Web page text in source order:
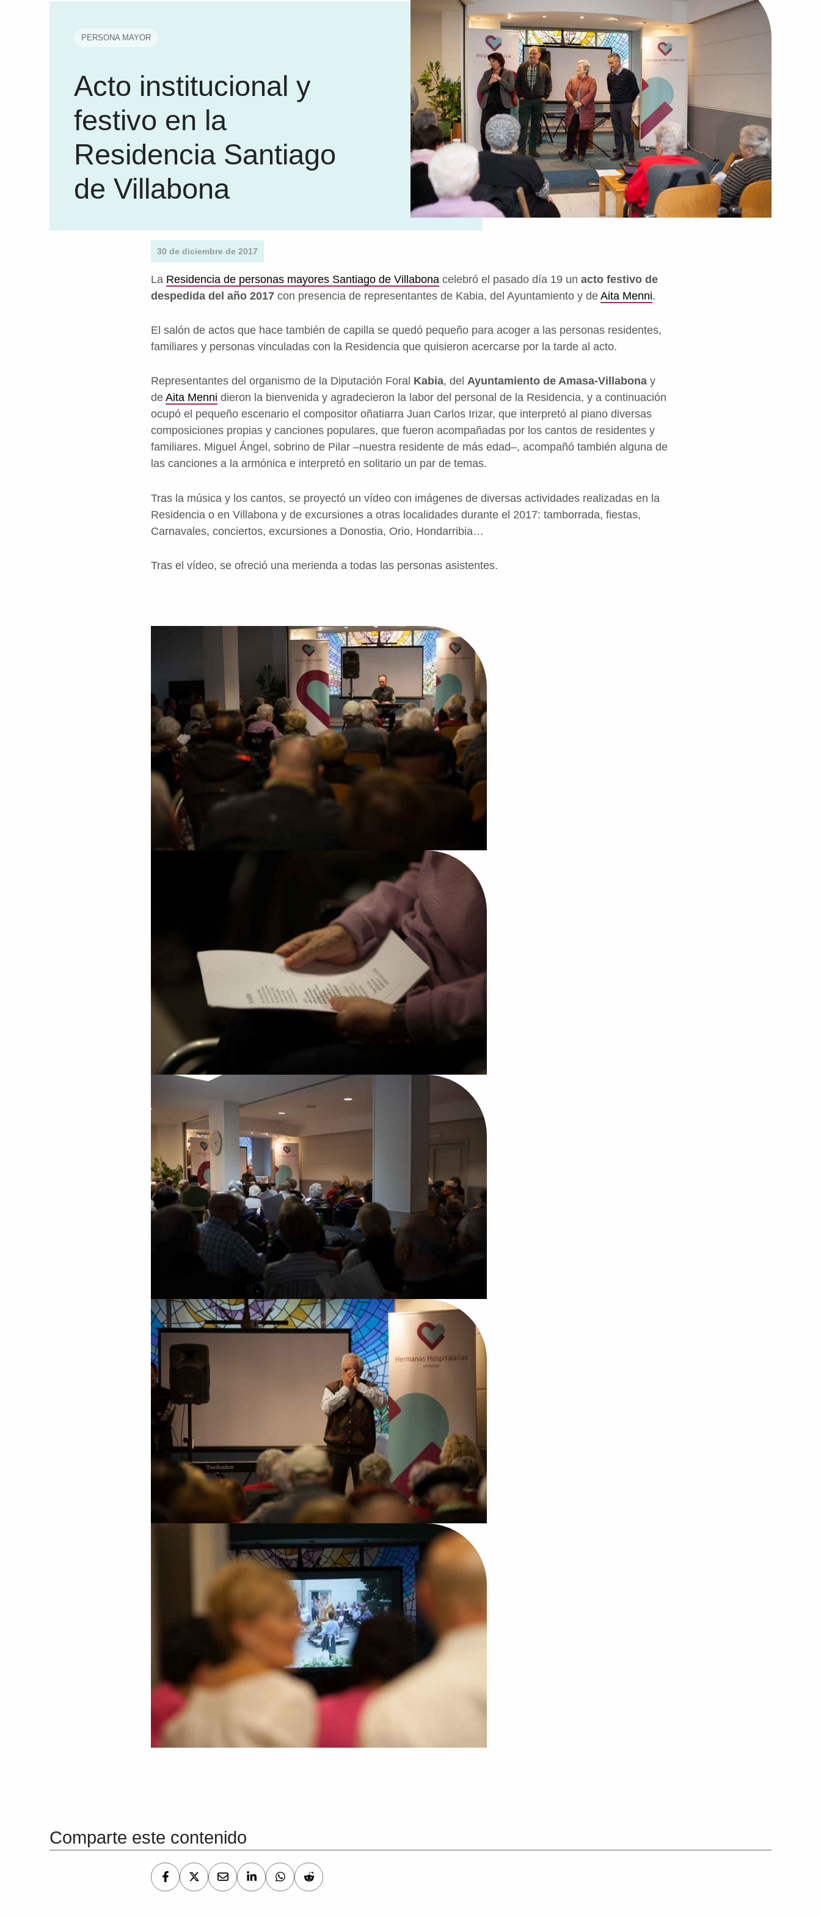
PERSONA MAYOR
Acto institucional y
festivo en la
Residencia Santiago
de Villabona
30 de diciembre de 2017
La Residencia de personas mayores Santiago de Villabona celebró el pasado día 19 un acto festivo de
despedida del año 2017 con presencia de representantes de Kabia, del Ayuntamiento y de Aita Menni.
El salón de actos que hace también de capilla se quedó pequeño para acoger a las personas residentes,
familiares y personas vinculadas con la Residencia que quisieron acercarse por la tarde al acto.
Representantes del organismo de la Diputación Foral Kabia, del Ayuntamiento de Amasa-Villabona y
de Aita Menni dieron la bienvenida y agradecieron la labor del personal de la Residencia, y a continuación
ocupó el pequeño escenario el compositor oñatiarra Juan Carlos Irizar, que interpretó al piano diversas
composiciones propias y canciones populares, que fueron acompañadas por los cantos de residentes y
familiares. Miguel Ángel, sobrino de Pilar –nuestra residente de más edad–, acompañó también alguna de
las canciones a la armónica e interpretó en solitario un par de temas.
Tras la música y los cantos, se proyectó un vídeo con imágenes de diversas actividades realizadas en la
Residencia o en Villabona y de excursiones a otras localidades durante el 2017: tamborrada, fiestas,
Carnavales, conciertos, excursiones a Donostia, Orio, Hondarribia…
Tras el vídeo, se ofreció una merienda a todas las personas asistentes.
Comparte este contenido